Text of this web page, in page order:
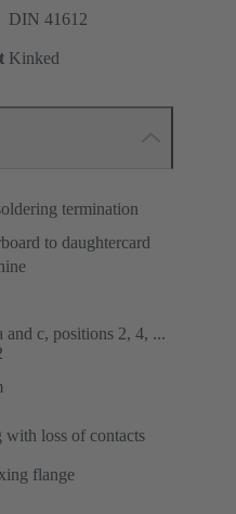
DIN 41612
Kinked
termination
to daughtercard
and c, positions 2, 4, ...
with loss of contacts
flange